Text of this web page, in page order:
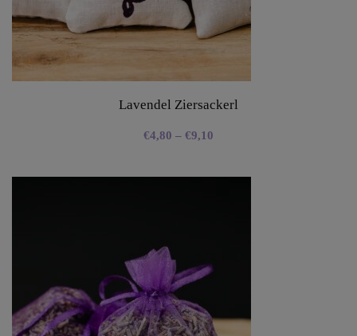
Lavendel Ziersackerl
€4,80 – €9,10